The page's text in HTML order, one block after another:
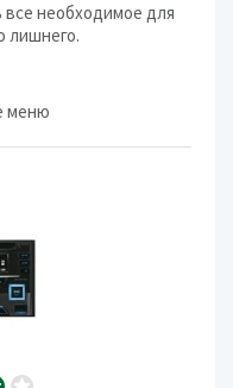
необходимое для
лишнего.
меню